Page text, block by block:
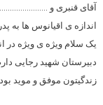
آقای قنبری و
اندازه ی اقیانوس ها به
یک سلام ویژه ی ویژه در
دبیرستان شهید رجایی
زندگیتون موفق و موید